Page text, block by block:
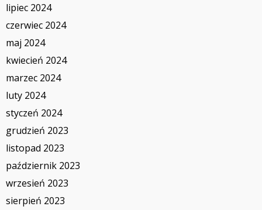
lipiec 2024
czerwiec 2024
maj 2024
kwiecień 2024
marzec 2024
luty 2024
styczeń 2024
grudzień 2023
listopad 2023
październik 2023
wrzesień 2023
sierpień 2023